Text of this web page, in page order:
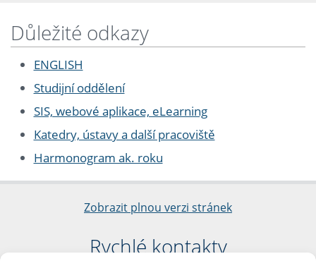
Důležité odkazy
ENGLISH
Studijní oddělení
SIS, webové aplikace, eLearning
Katedry, ústavy a další pracoviště
Harmonogram ak. roku
Zobrazit plnou verzi stránek
Rychlé kontakty